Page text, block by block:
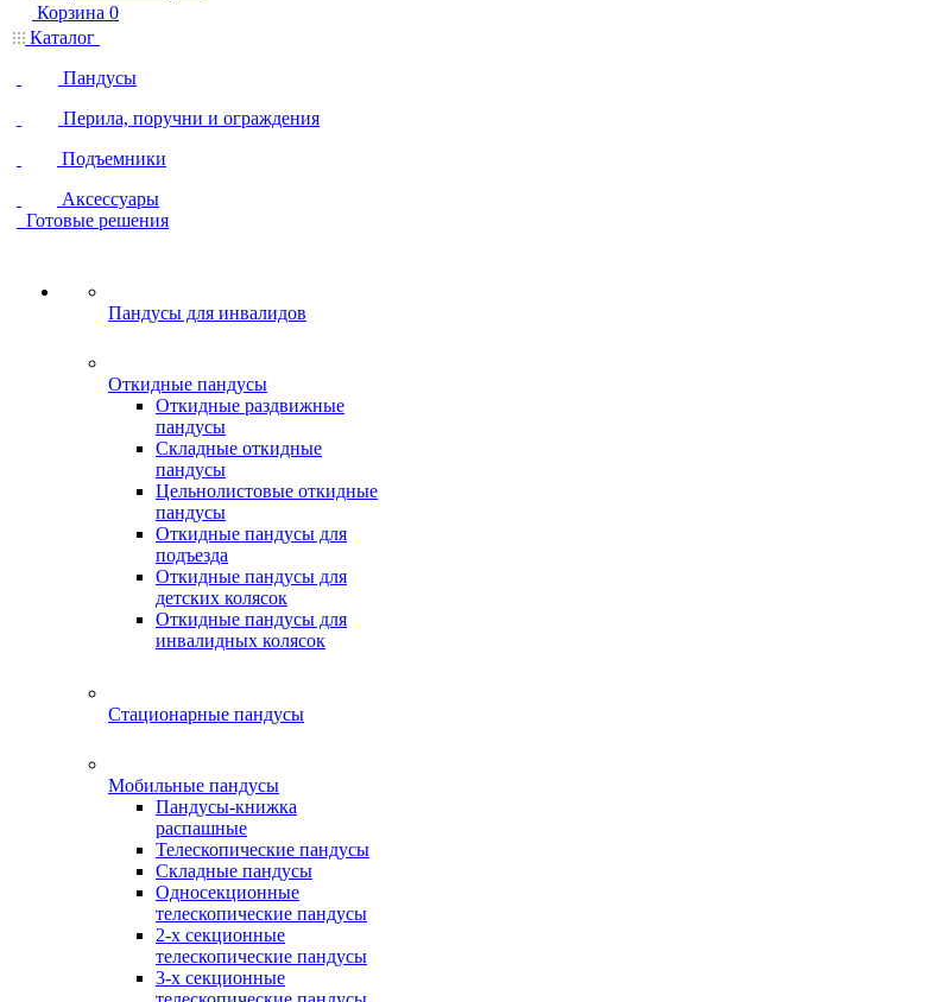
Корзина 0
Каталог
Пандусы
Перила, поручни и ограждения
Подъемники
Аксессуары
Готовые решения
Пандусы для инвалидов
Откидные пандусы
Откидные раздвижные
пандусы
Складные откидные
пандусы
Цельнолистовые откидные
пандусы
Откидные пандусы для
подъезда
Откидные пандусы для
детских колясок
Откидные пандусы для
инвалидных колясок
Стационарные пандусы
Мобильные пандусы
Пандусы-книжка
распашные
Телескопические пандусы
Складные пандусы
Односекционные
телескопические пандусы
2-х секционные
телескопические пандусы
3-х секционные